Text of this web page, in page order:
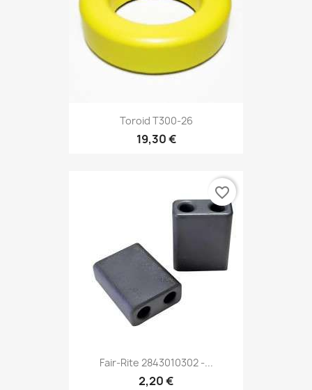
Toroid T300-26
19,30 €
Fair-Rite 2843010302 -...
2,20 €
favorite_border